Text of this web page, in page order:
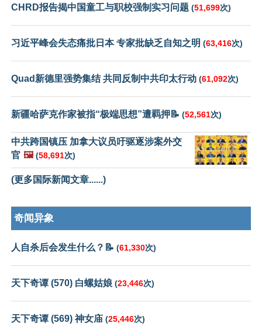
CHRD报告揭中国童工与职校强制实习问题 (51,699次)
习近平峰会失态痛批日本 专家批缺乏自知之明 (63,416次)
Quad新德里强势集结 共同反制中共印太行动 (61,092次)
新疆哈萨克作家被指“极端思想”遭羁押📝 (52,561次)
中共跨国镇压 加拿大议员吁驱逐涉案外交
官 🖼️ (58,691次)
(更多国际新闻文章......)
奇闻异象
人自杀后会发生什么？📝 (61,330次)
天下奇谭 (570) 白螺姑娘 (23,446次)
天下奇谭 (569) 神女庙 (25,446次)